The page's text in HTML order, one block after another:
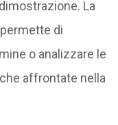
La
di
o analizzare le
affrontate nella